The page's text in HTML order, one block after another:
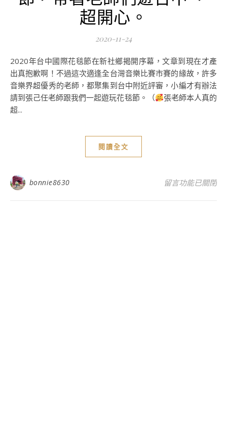
超開心。
2020-11-24
2020年台中國際花毯節在新社鄉揭開序幕，文章到現在才產
出真抱歉啊！不過這次適逢全台灣音樂比賽市賽的緣故，許多
音樂界超優秀的老師，都聚集到台中附近評審，小編才有辦法
請到張己任老師跟我們一起遊玩花毯節。（
張老師本人真的
超...
閱讀全文
bonnie8630 在〈2020臺中國
留言功能已關閉